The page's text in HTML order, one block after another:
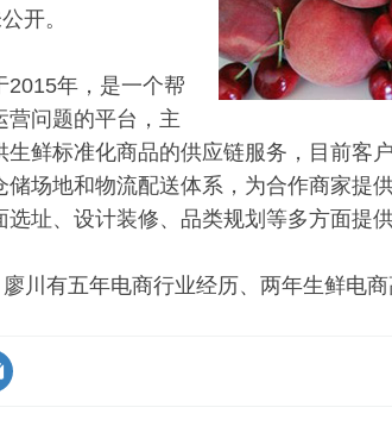
开。
2015年，是一个帮
营问题的平台，主
鲜标准化商品的供应链服务，目前客
储场地和物流配送体系，为合作商家提
址、设计装修、品类规划等多方面提供
川有五年电商行业经历、两年生鲜电商